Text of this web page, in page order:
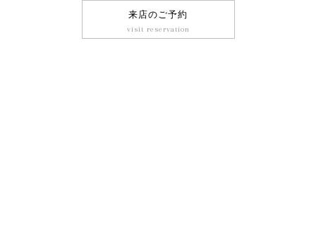
来店のご予約
visit reservation